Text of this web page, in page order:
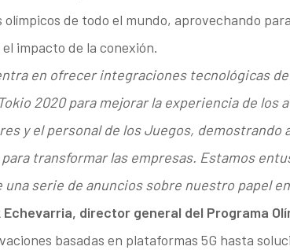
olímpicos de todo el mundo, aprovechando
impacto de la conexión.
en ofrecer integraciones tecnológicas
2020 para mejorar la experiencia de los
y el personal de los Juegos, demostrando
transformar las empresas. Estamos
una serie de anuncios sobre nuestro papel
Echevarria, director general del Programa
basadas en plataformas 5G hasta